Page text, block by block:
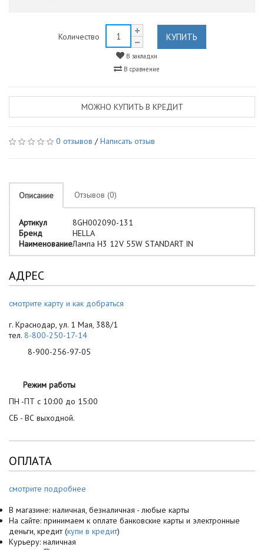
Количество КУПИТЬ
В закладки
В сравнение
МОЖНО КУПИТЬ В КРЕДИТ
0 отзывов /Написать отзыв
Описание Отзывов (0)
Артикул
8GH002090-131
Бренд
HELLA
НаименованиеЛампа H3 12V 55W STANDART IN
АДРЕС
смотрите карту и как добраться
г. Краснодар, ул. 1 Мая, 388/1
тел. 8-800-250-17-14
8-900-256-97-05
Режим работы
ПН -ПТ с 10:00 до 15:00
СБ - ВС выходной.
ОПЛАТА
смотрите подробнее
В магазине: наличная, безналичная - любые карты
На сайте: принимаем к оплате банковские карты и электронные
деньги, кредит (купи в кредит)
Курьеру: наличная